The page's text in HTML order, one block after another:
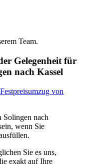
Team.
Gelegenheit für
nach Kassel
Festpreisumzug von
Solingen nach
wenn Sie
Sie es uns,
exakt auf Ihre